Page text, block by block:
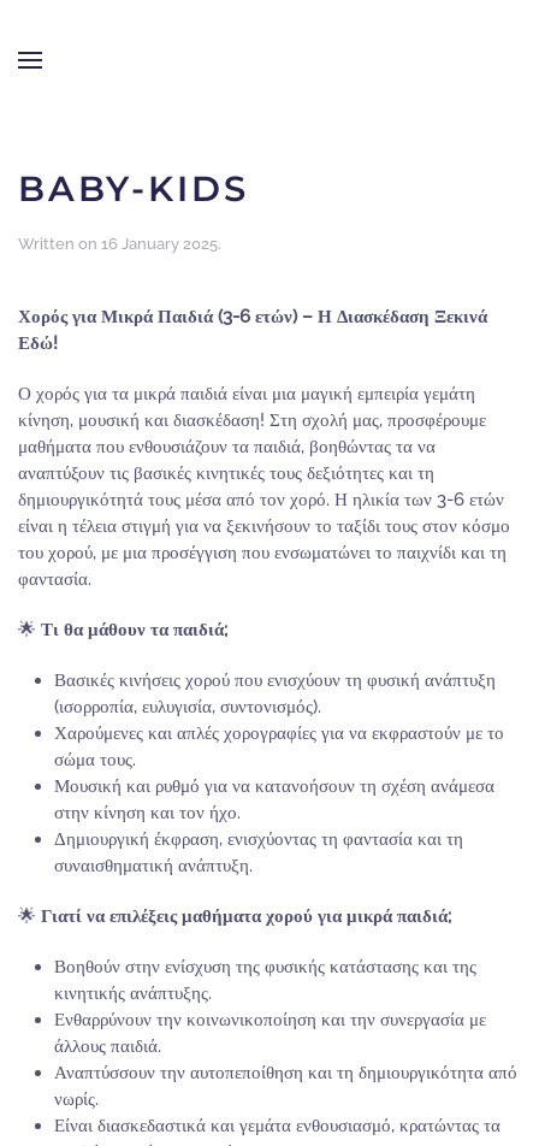
BABY-KIDS
Written on 16 January 2025.
Χορός για Μικρά Παιδιά (3-6 ετών) – Η Διασκέδαση Ξεκινά
Εδώ!
Ο χορός για τα μικρά παιδιά είναι μια μαγική εμπειρία γεμάτη
κίνηση, μουσική και διασκέδαση! Στη σχολή μας, προσφέρουμε
μαθήματα που ενθουσιάζουν τα παιδιά, βοηθώντας τα να
αναπτύξουν τις βασικές κινητικές τους δεξιότητες και τη
δημιουργικότητά τους μέσα από τον χορό. Η ηλικία των 3-6 ετών
είναι η τέλεια στιγμή για να ξεκινήσουν το ταξίδι τους στον κόσμο
του χορού, με μια προσέγγιση που ενσωματώνει το παιχνίδι και τη
φαντασία.
🌟 Τι θα μάθουν τα παιδιά;
Βασικές κινήσεις χορού που ενισχύουν τη φυσική ανάπτυξη
(ισορροπία, ευλυγισία, συντονισμός).
Χαρούμενες και απλές χορογραφίες για να εκφραστούν με το
σώμα τους.
Μουσική και ρυθμό για να κατανοήσουν τη σχέση ανάμεσα
στην κίνηση και τον ήχο.
Δημιουργική έκφραση, ενισχύοντας τη φαντασία και τη
συναισθηματική ανάπτυξη.
🌟 Γιατί να επιλέξεις μαθήματα χορού για μικρά παιδιά;
Βοηθούν στην ενίσχυση της φυσικής κατάστασης και της
κινητικής ανάπτυξης.
Ενθαρρύνουν την κοινωνικοποίηση και την συνεργασία με
άλλους παιδιά.
Αναπτύσσουν την αυτοπεποίθηση και τη δημιουργικότητα από
νωρίς.
Είναι διασκεδαστικά και γεμάτα ενθουσιασμό, κρατώντας τα